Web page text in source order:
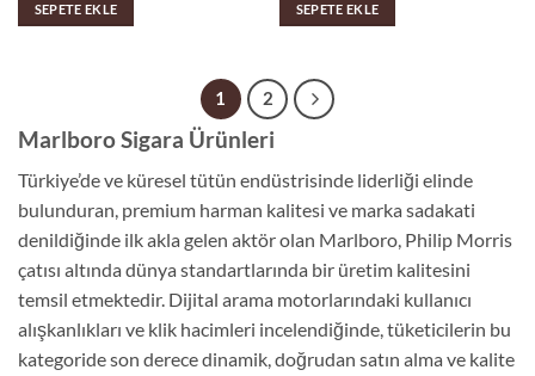
SEPETE EKLE SEPETE EKLE
1 2
Marlboro Sigara Ürünleri
Türkiye’de ve küresel tütün endüstrisinde liderliği elinde
bulunduran, premium harman kalitesi ve marka sadakati
denildiğinde ilk akla gelen aktör olan Marlboro, Philip Morris
çatısı altında dünya standartlarında bir üretim kalitesini
temsil etmektedir. Dijital arama motorlarındaki kullanıcı
alışkanlıkları ve klik hacimleri incelendiğinde, tüketicilerin bu
kategoride son derece dinamik, doğrudan satın alma ve kalite